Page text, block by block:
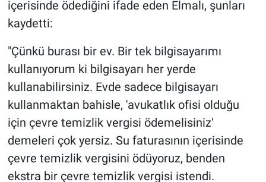
içerisinde ödediğini ifade eden Elmalı, şunları
kaydetti:
"Çünkü burası bir ev. Bir tek bilgisayarımı
kullanıyorum ki bilgisayarı her yerde
kullanabilirsiniz. Evde sadece bilgisayarı
kullanmaktan bahisle, 'avukatlık ofisi olduğu
için çevre temizlik vergisi ödemelisiniz'
demeleri çok yersiz. Su faturasının içerisinde
çevre temizlik vergisini ödüyoruz, benden
ekstra bir çevre temizlik vergisi istendi.